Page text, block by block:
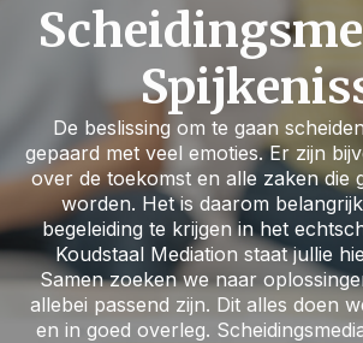
De beslissing om te gaan
gepaard met veel emoties. Er zijn
over de toekomst en alle zaken die
worden. Het is daarom
begeleiding te krijgen in het
Koudstaal Mediation staat jullie
Samen zoeken we naar
allebei passend zijn. Dit alles doen
en in goed overleg.